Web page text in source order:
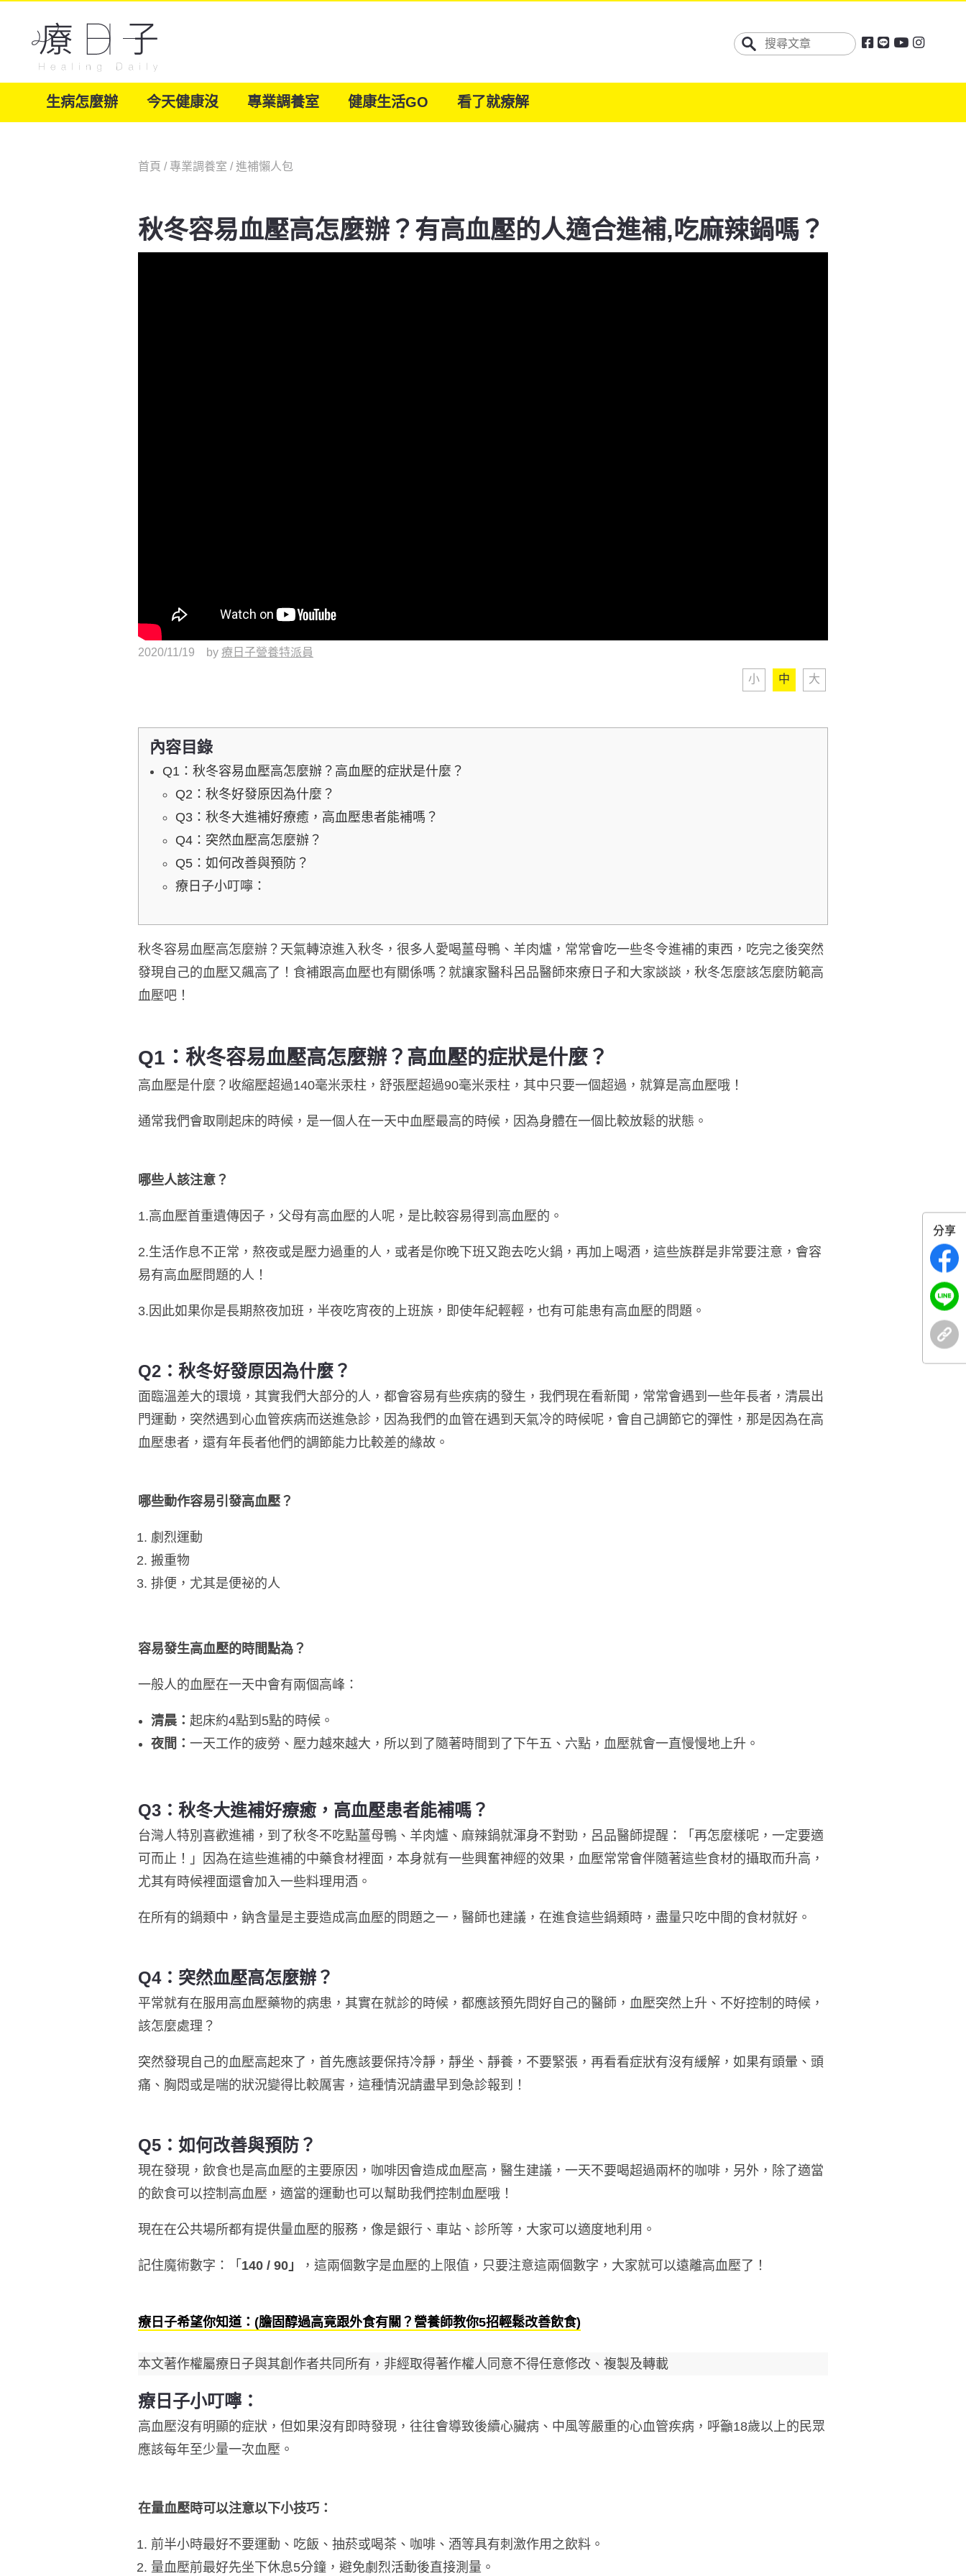
生病怎麼辦 今天健康沒 專業調養室 健康生活GO 看了就療解
首頁 /專業調養室 /進補懶人包
秋冬容易血壓高怎麼辦？有高血壓的人適合進補,吃麻辣鍋嗎？
2020/11/19 by 療日子營養特派員
小 中 大
內容目錄
Q1：秋冬容易血壓高怎麼辦？高血壓的症狀是什麼？
Q2：秋冬好發原因為什麼？
Q3：秋冬大進補好療癒，高血壓患者能補嗎？
Q4：突然血壓高怎麼辦？
Q5：如何改善與預防？
療日子小叮嚀：
秋冬容易血壓高怎麼辦？天氣轉涼進入秋冬，很多人愛喝薑母鴨、羊肉爐， 常常會吃一些冬令進補的東西，吃完之後突然
發現自己的血壓又飆高了！食補跟高血壓也有關係嗎？就讓家醫科呂品醫師來療日子和大家談談 ，秋冬怎麼該怎麼防範高
血壓吧！
Q1：秋冬容易血壓高怎麼辦？高血壓的症狀是什麼？
高血壓是什麼？收縮壓超過140毫米汞柱，舒張壓超過90毫米汞柱，其中只要一個超過，就算是高血壓哦！
通常我們會取剛起床的時候，是一個人在一天中血壓最高的時候，因為身體在一個比較放鬆的狀態。
哪些人該注意？
1.高血壓首重遺傳因子，父母有高血壓的人呢，是比較容易得到高血壓的。
2.生活作息不正常，熬夜或是壓力過重的人，或者是你晚下班又跑去吃火鍋，再加上喝酒，這些族群是非常要注意，會容
易有高血壓問題的人！
3.因此如果你是長期熬夜加班，半夜吃宵夜的上班族，即使年紀輕輕，也有可能患有高血壓的問題。
Q2：秋冬好發原因為什麼？
面臨溫差大的環境，其實我們大部分的人，都會容易有些疾病的發生，我們現在看新聞，常常會遇到一些年長者，清晨出
門運動，突然遇到心血管疾病而送進急診，因為我們的血管在遇到天氣冷的時候呢，會自己調節它的彈性，那是因為在高
血壓患者，還有年長者他們的調節能力比較差的緣故。
哪些動作容易引發高血壓？
劇烈運動
搬重物
排便，尤其是便祕的人
容易發生高血壓的時間點為？
一般人的血壓在一天中會有兩個高峰：
清晨： 起床約4點到5點的時候。
夜間： 一天工作的疲勞、壓力越來越大，所以到了隨著時間到了下午五、六點，血壓就會一直慢慢地上升。
Q3：秋冬大進補好療癒，高血壓患者能補嗎？
台灣人特別喜歡進補，到了秋冬不吃點薑母鴨、羊肉爐、麻辣鍋就渾身不對勁，呂品醫師提醒：「再怎麼樣呢，一定要適
可而止！」因為在這些進補的中藥食材裡面，本身就有一些興奮神經的效果，血壓常常會伴隨著這些食材的攝取而升高，
尤其有時候裡面還會加入一些料理用酒。
在所有的鍋類中，鈉含量是主要造成高血壓的問題之一，醫師也建議，在進食這些鍋類時，盡量只吃中間的食材就好。
Q4：突然血壓高怎麼辦？
平常就有在服用高血壓藥物的病患，其實在就診的時候，都應該預先問好自己的醫師，血壓突然上升、不好控制的時候，
該怎麼處理？
突然發現自己的血壓高起來了，首先應該要保持冷靜，靜坐、靜養，不要緊張，再看看症狀有沒有緩解，如果有頭暈、頭
痛、胸悶或是喘的狀況變得比較厲害，這種情況請盡早到急診報到！
Q5：如何改善與預防？
現在發現，飲食也是高血壓的主要原因，咖啡因會造成血壓高，醫生建議，一天不要喝超過兩杯的咖啡，另外，除了適當
的飲食可以控制高血壓，適當的運動也可以幫助我們控制血壓哦！
現在在公共場所都有提供量血壓的服務，像是銀行、車站、診所等，大家可以適度地利用。
記住魔術數字：「 140 / 90」 ，這兩個數字是血壓的上限值，只要注意這兩個數字，大家就可以遠離高血壓了！
療日子希望你知道：(膽固醇過高竟跟外食有關？營養師教你5招輕鬆改善飲食)
本文著作權屬療日子與其創作者共同所有，非經取得著作權人同意不得任意修改、複製及轉載
療日子小叮嚀：
高血壓沒有明顯的症狀，但如果沒有即時發現，往往會導致後續心臟病、中風等嚴重的心血管疾病，呼籲18歲以上的民眾
應該每年至少量一次血壓。
在量血壓時可以注意以下小技巧：
前半小時最好不要運動、吃飯、抽菸或喝茶、咖啡、酒等具有刺激作用之飲料。
量血壓前最好先坐下休息5分鐘，避免劇烈活動後直接測量。
分享